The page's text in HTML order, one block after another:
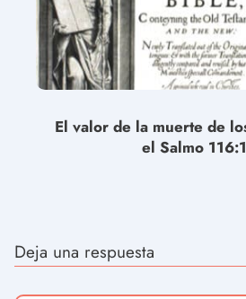
El valor de la muerte de
el Salmo
Deja una respuesta